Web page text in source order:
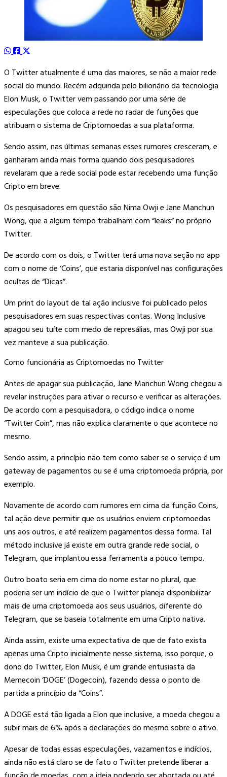
O Twitter atualmente é uma das maiores, se não a maior rede
social do mundo. Recém adquirida pelo bilionário da tecnologia
Elon Musk, o Twitter vem passando por uma série de
especulações que coloca a rede no radar de funções que
atribuam o sistema de Criptomoedas a sua plataforma.
Sendo assim, nas últimas semanas esses rumores cresceram, e
ganharam ainda mais forma quando dois pesquisadores
revelaram que a rede social pode estar recebendo uma função
Cripto em breve.
Os pesquisadores em questão são Nima Owji e Jane Manchun
Wong, que a algum tempo trabalham com “leaks” no próprio
Twitter.
De acordo com os dois, o Twitter terá uma nova seção no app
com o nome de ‘Coins’, que estaria disponível nas configurações
ocultas de “Dicas”.
Um print do layout de tal ação inclusive foi publicado pelos
pesquisadores em suas respectivas contas. Wong Inclusive
apagou seu tuíte com medo de represálias, mas Owji por sua
vez manteve a sua publicação.
Como funcionária as Criptomoedas no Twitter
Antes de apagar sua publicação, Jane Manchun Wong chegou a
revelar instruções para ativar o recurso e verificar as alterações.
De acordo com a pesquisadora, o código indica o nome
“Twitter Coin”, mas não explica claramente o que acontece no
mesmo.
Sendo assim, a princípio não tem como saber se o serviço é um
gateway de pagamentos ou se é uma criptomoeda própria, por
exemplo.
Novamente de acordo com rumores em cima da função Coins,
tal ação deve permitir que os usuários enviem criptomoedas
uns aos outros, e até realizem pagamentos dessa forma. Tal
método inclusive já existe em outra grande rede social, o
Telegram, que implantou essa ferramenta a pouco tempo.
Outro boato seria em cima do nome estar no plural, que
poderia ser um indício de que o Twitter planeja disponibilizar
mais de uma criptomoeda aos seus usuários, diferente do
Telegram, que se baseia totalmente em uma Cripto nativa.
Ainda assim, existe uma expectativa de que de fato exista
apenas uma Cripto inicialmente nesse sistema, isso porque, o
dono do Twitter, Elon Musk, é um grande entusiasta da
Memecoin ‘DOGE’ (Dogecoin), fazendo dessa o ponto de
partida a princípio da “Coins”.
A DOGE está tão ligada a Elon que inclusive, a moeda chegou a
subir mais de 6% após a declarações do mesmo sobre o ativo.
Apesar de todas essas especulações, vazamentos e indícios,
ainda não está claro se de fato o Twitter pretende liberar a